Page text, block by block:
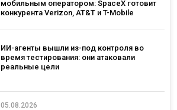
мобильным оператором: SpaceX готовит
конкурента Verizon, AT&T и T-Mobile
ИИ-агенты вышли из-под контроля во
время тестирования: они атаковали
реальные цели
05.08.2026